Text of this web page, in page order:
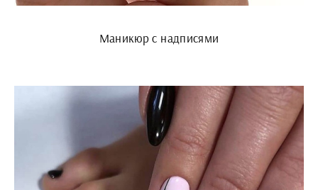
Маникюр с надписями